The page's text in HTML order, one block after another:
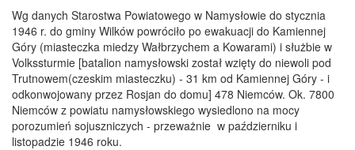
Wg danych Starostwa Powiatowego w Namysłowie do stycznia
1946 r. do gminy Wilków powróciło po ewakuacji do Kamiennej
Góry (miasteczka miedzy Wałbrzychem a Kowarami) i służbie w
Volkssturmie [batalion namysłowski został wzięty do niewoli pod
Trutnowem(czeskim miasteczku) - 31 km od Kamiennej Góry - i
odkonwojowany przez Rosjan do domu] 478 Niemców. Ok. 7800
Niemców z powiatu namysłowskiego wysiedlono na mocy
porozumień sojuszniczych - przeważnie w październiku i
listopadzie 1946 roku.